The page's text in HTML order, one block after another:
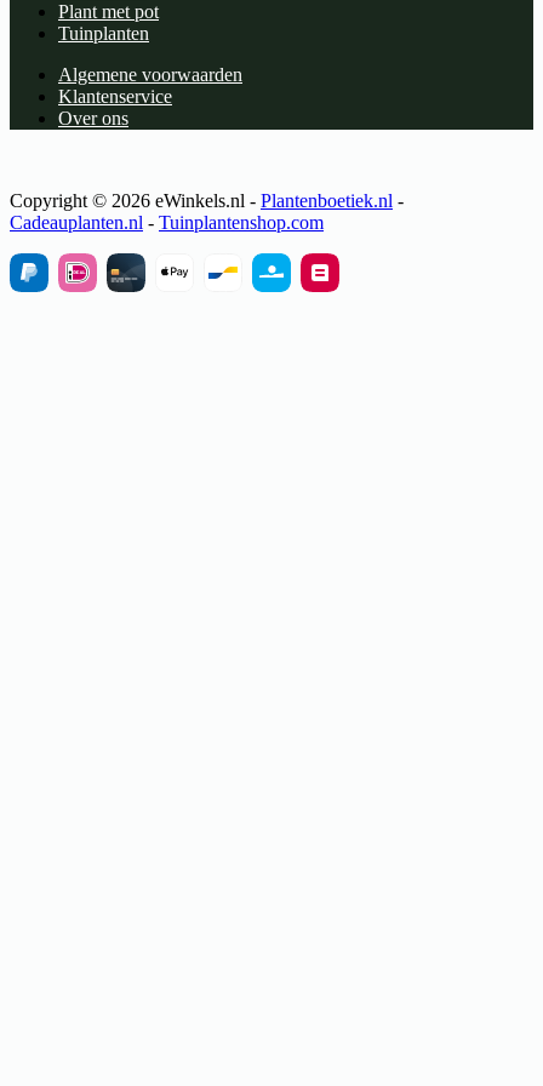
Plant met pot
Tuinplanten
Algemene voorwaarden
Klantenservice
Over ons
Copyright © 2026 eWinkels.nl - Plantenboetiek.nl -
Cadeauplanten.nl - Tuinplantenshop.com